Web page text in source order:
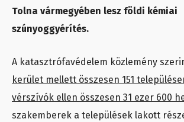
Tolna vármegyében lesz földi kémiai
szúnyoggyérítés.
A katasztrófavédelem közlemény
kerület mellett összesen 151
vérszívók ellen összesen 31 ezer 600
szakemberek a települések lakott